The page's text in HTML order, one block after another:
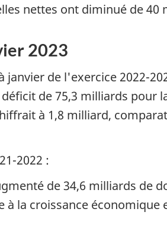
nettes ont diminué de 40
2023
janvier de l'exercice 2022-
de 75,3 milliards pour
à 1,8 milliard,
2022 :
de 34,6 milliards de
à la croissance